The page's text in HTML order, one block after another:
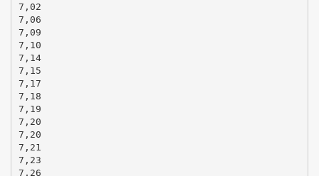
7,02
7,06
7,09
7,10
7,14
7,15
7,17
7,18
7,19
7,20
7,20
7,21
7,23
7,26